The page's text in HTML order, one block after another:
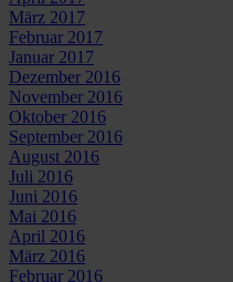
März 2017
Februar 2017
Januar 2017
Dezember 2016
November 2016
Oktober 2016
September 2016
August 2016
Juli 2016
Juni 2016
Mai 2016
April 2016
März 2016
Februar 2016